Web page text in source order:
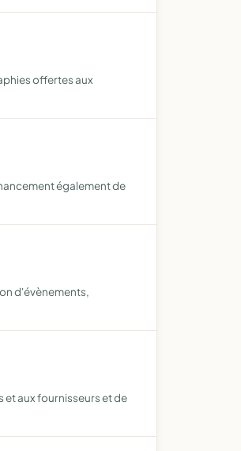
offertes aux
également de
d'évènements,
aux fournisseurs et de